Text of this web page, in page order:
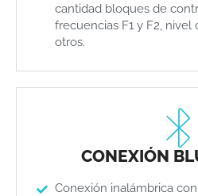
cantidad bloques de
frecuencias F1 y F2,
otros.
CONEXIÓN
Conexión inalámbrica